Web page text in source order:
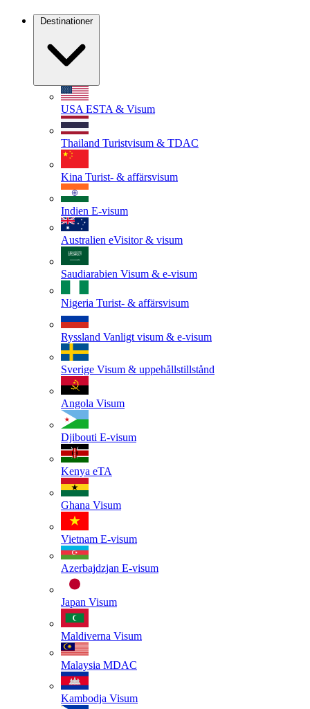
Destinationer
USA ESTA & Visum
Thailand Turistvisum & TDAC
Kina Turist- & affärsvisum
Indien E-visum
Australien eVisitor & visum
Saudiarabien Visum & e-visum
Nigeria Turist- & affärsvisum
Ryssland Vanligt visum & e-visum
Sverige Visum & uppehållstillstånd
Angola Visum
Djibouti E-visum
Kenya eTA
Ghana Visum
Vietnam E-visum
Azerbajdzjan E-visum
Japan Visum
Maldiverna Visum
Malaysia MDAC
Kambodja Visum